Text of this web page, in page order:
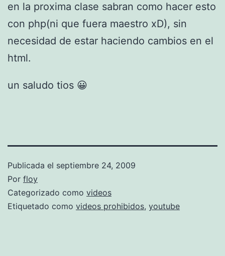
en la proxima clase sabran como hacer esto
con php(ni que fuera maestro xD), sin
necesidad de estar haciendo cambios en el
html.
un saludo tios 😀
Publicada el septiembre 24, 2009
Por floy
Categorizado como videos
Etiquetado como videos prohibidos, youtube